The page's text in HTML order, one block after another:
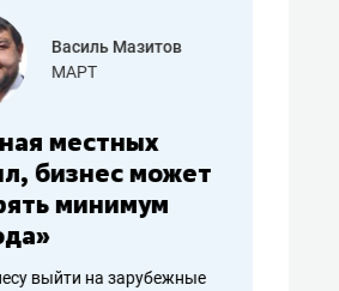
Василь Мазитов
МАРТ
местных
бизнес может
минимум
выйти на зарубежные